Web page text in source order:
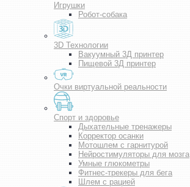
Игрушки
Робот-собака
3D Технологии
Вакуумный 3Д принтер
Пищевой 3Д принтер
Очки виртуальной реальности
Спорт и здоровье
Дыхательные тренажеры
Корректор осанки
Мотошлем с гарнитурой
Нейростимуляторы для мозга
Умные глюкометры
Фитнес-трекеры для бега
Шлем с рацией